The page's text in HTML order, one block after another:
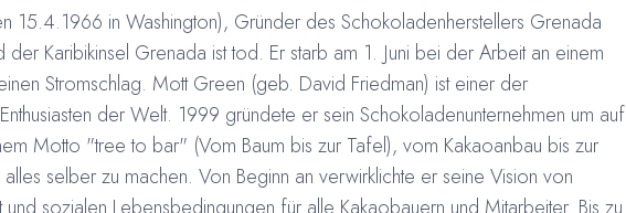
15.4.1966 in Washington), Gründer des Schokoladenherstellers Grenada
Karibikinsel Grenada ist tod. Er starb am 1. Juni bei der Arbeit an einem
Stromschlag. Mott Green (geb. David Friedman) ist einer der
der Welt. 1999 gründete er sein Schokoladenunternehmen um auf
Motto "tree to bar" (Vom Baum bis zur Tafel), vom Kakaoanbau bis zur
selber zu machen. Von Beginn an verwirklichte er seine Vision von